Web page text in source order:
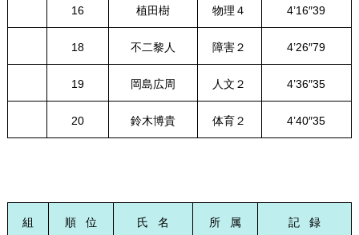
16 植田樹 物理４ 4’16″39
18 不二黎人 障害２ 4’26″79
19 岡島広周 人文２ 4’36″35
20 鈴木博貴 体育２ 4’40″35
組 順 位 氏 名 所 属 記 録